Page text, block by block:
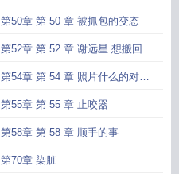
第50章 第 50 章 被抓包的变态
第52章 第 52 章 谢远星 想搬回宿
舍
第54章 第 54 章 照片什么的对痴
汉来说
第55章 第 55 章 止咬器
第58章 第 58 章 顺手的事
第70章 染脏